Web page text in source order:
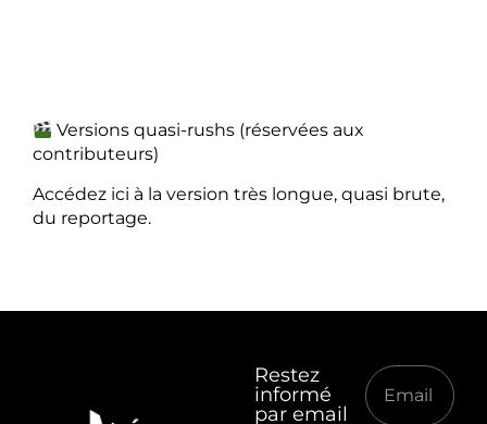
Versions quasi-rushs (réservées aux
contributeurs)
Accédez ici à la version très longue, quasi brute,
du reportage.
Restez
informé
par email